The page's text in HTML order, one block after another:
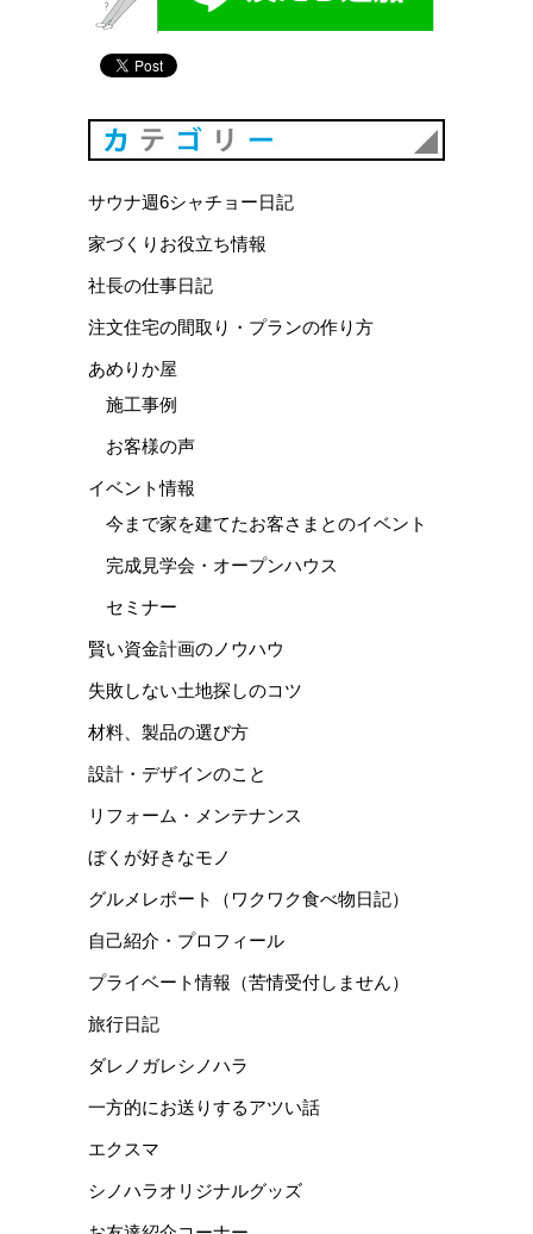
サウナ週6シャチョー日記
家づくりお役立ち情報
社長の仕事日記
注文住宅の間取り・プランの作り方
あめりか屋
施工事例
お客様の声
イベント情報
今まで家を建てたお客さまとのイベント
完成見学会・オープンハウス
セミナー
賢い資金計画のノウハウ
失敗しない土地探しのコツ
材料、製品の選び方
設計・デザインのこと
リフォーム・メンテナンス
ぼくが好きなモノ
グルメレポート（ワクワク食べ物日記）
自己紹介・プロフィール
プライベート情報（苦情受付しません）
旅行日記
ダレノガレシノハラ
一方的にお送りするアツい話
エクスマ
シノハラオリジナルグッズ